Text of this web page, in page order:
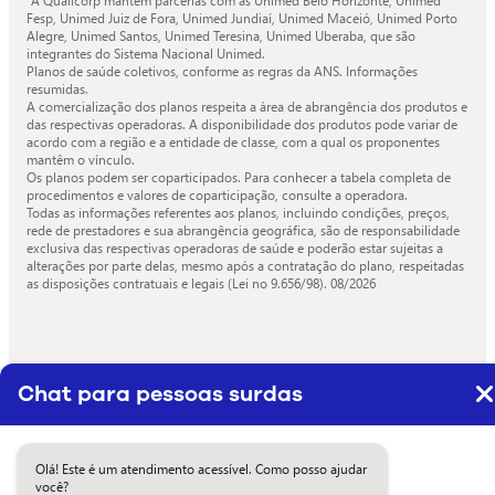
Fesp, Unimed Juiz de Fora, Unimed Jundiaí, Unimed Maceió, Unimed Porto
Alegre, Unimed Santos, Unimed Teresina, Unimed Uberaba, que são
integrantes do Sistema Nacional Unimed.
Planos de saúde coletivos, conforme as regras da ANS. Informações
resumidas.
A comercialização dos planos respeita a área de abrangência dos produtos e
das respectivas operadoras. A disponibilidade dos produtos pode variar de
acordo com a região e a entidade de classe, com a qual os proponentes
mantêm o vínculo.
Os planos podem ser coparticipados. Para conhecer a tabela completa de
procedimentos e valores de coparticipação, consulte a operadora.
Todas as informações referentes aos planos, incluindo condições, preços,
rede de prestadores e sua abrangência geográfica, são de responsabilidade
exclusiva das respectivas operadoras de saúde e poderão estar sujeitas a
alterações por parte delas, mesmo após a contratação do plano, respeitadas
as disposições contratuais e legais (Lei no 9.656/98). 08/2026
Chat para pessoas surdas
Olá! Este é um atendimento acessível. Como posso ajudar
você?